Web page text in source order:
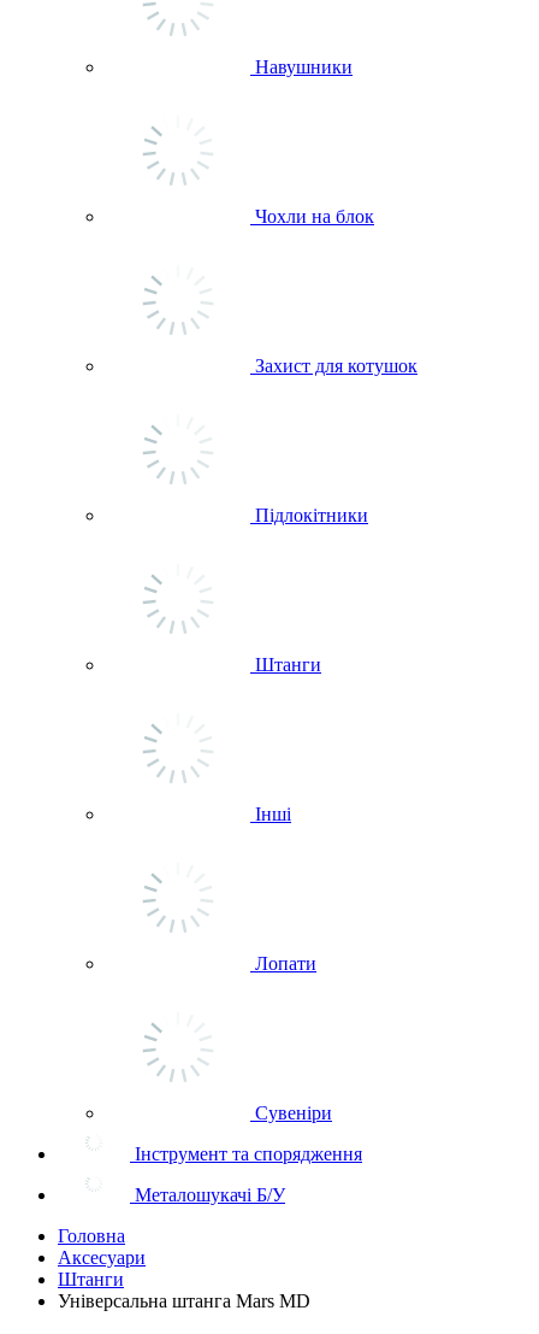
Навушники
Чохли на блок
Захист для котушок
Підлокітники
Штанги
Інші
Лопати
Сувеніри
Інструмент та спорядження
Металошукачі Б/У
Головна
Аксесуари
Штанги
Універсальна штанга Mars MD